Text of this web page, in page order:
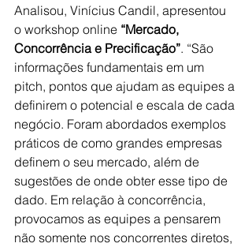
Analisou, Vinícius Candil, apresentou
o workshop online “Mercado,
Concorrência e Precificação”. “São
informações fundamentais em um
pitch, pontos que ajudam as equipes a
definirem o potencial e escala de cada
negócio. Foram abordados exemplos
práticos de como grandes empresas
definem o seu mercado, além de
sugestões de onde obter esse tipo de
dado. Em relação à concorrência,
provocamos as equipes a pensarem
não somente nos concorrentes diretos,